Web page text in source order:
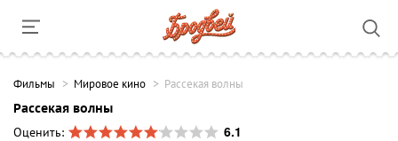
Фильмы Мировое кино Рассекая волны
Рассекая волны
Оценить:
6.1